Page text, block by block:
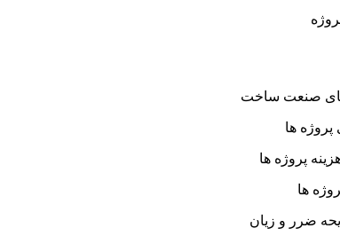
های صنعت ساخت
ها
پروژه ها
ها
ضرر و زیان